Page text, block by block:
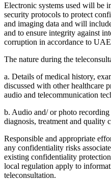
Electronic systems used will be
security protocols to protect
and imaging data and will
and to ensure integrity against
corruption in accordance to
The nature during the
a. Details of medical history,
discussed with other healthcare
audio and telecommunication
b. Audio and/ or photo
diagnosis, treatment and quality
Responsible and appropriate
any confidentiality risks
existing confidentiality
local regulation apply to
teleconsultation.